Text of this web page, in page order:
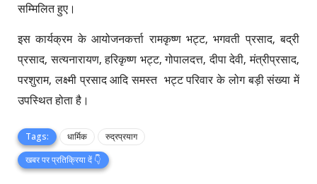
सम्मिलित हुए।
इस कार्यक्रम के आयोजनकर्त्ता रामकृष्ण भट्ट, भगवती प्रसाद, बद्री
प्रसाद, सत्यनारायण, हरिकृष्ण भट्ट, गोपालदत्त, दीपा देवी, मंत्रीप्रसाद,
परशुराम, लक्ष्मी प्रसाद आदि समस्त भट्ट परिवार के लोग बड़ी संख्या में
उपस्थित होता है।
Tags: धार्मिक
रुद्रप्रयाग
खबर पर प्रतिक्रिया दें 👇